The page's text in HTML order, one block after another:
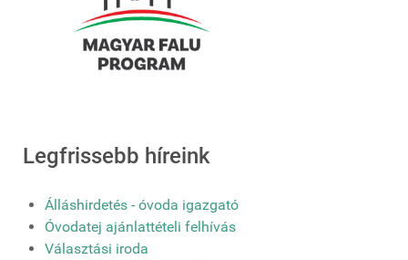
Legfrissebb híreink
Álláshirdetés - óvoda igazgató
Óvodatej ajánlattételi felhívás
Választási iroda